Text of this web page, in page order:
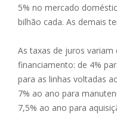
5% no mercado
bilhão cada. As demais
As taxas de juros
financiamento: de 4%
para as linhas voltadas
7% ao ano para
7,5% ao ano para